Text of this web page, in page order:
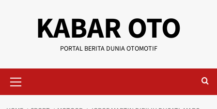
KABAR OTO
PORTAL BERITA DUNIA OTOMOTIF